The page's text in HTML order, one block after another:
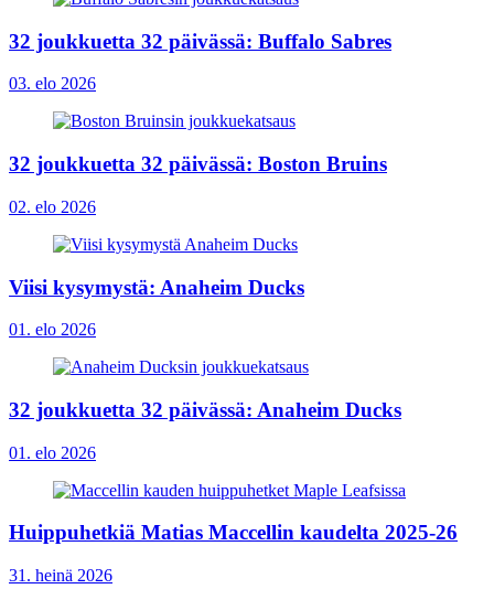
32 joukkuetta 32 päivässä: Buffalo Sabres
03. elo 2026
32 joukkuetta 32 päivässä: Boston Bruins
02. elo 2026
Viisi kysymystä: Anaheim Ducks
01. elo 2026
32 joukkuetta 32 päivässä: Anaheim Ducks
01. elo 2026
Huippuhetkiä Matias Maccellin kaudelta 2025-26
31. heinä 2026